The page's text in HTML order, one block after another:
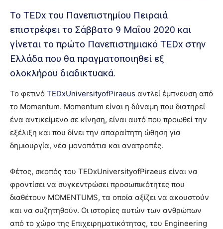
To TEDx του Πανεπιστημίου Πειραιά
επιστρέφει το Σάββατο 9 Μαΐου 2020 και
γίνεται το πρώτο Πανεπιστημιακό TEDx στην
Ελλάδα που θα πραγματοποιηθεί εξ
ολοκλήρου διαδικτυακά.
Το φετινό TEDxUniversityofPiraeus αντλεί έμπνευση από
το Momentum. Momentum είναι η δύναμη που διατηρεί
ένα αντικείμενο σε κίνηση, είναι αυτό που προωθεί την
εξέλιξη και που δίνει την απαραίτητη ώθηση για
δημιουργία, νέα μονοπάτια και ανατροπές.
Φέτος, σκοπός του TEDxUniversityofPiraeus είναι να
φροντίσει να συγκεντρώσει προσωπικότητες που
διαθέτουν MOMENTUMS, τα οποία αξίζει να ακουστούν
και να συζητηθούν. Οι ιστορίες αυτών των ανθρώπων
από το χώρο της Eπιχειρηματικότητας, του Engineering